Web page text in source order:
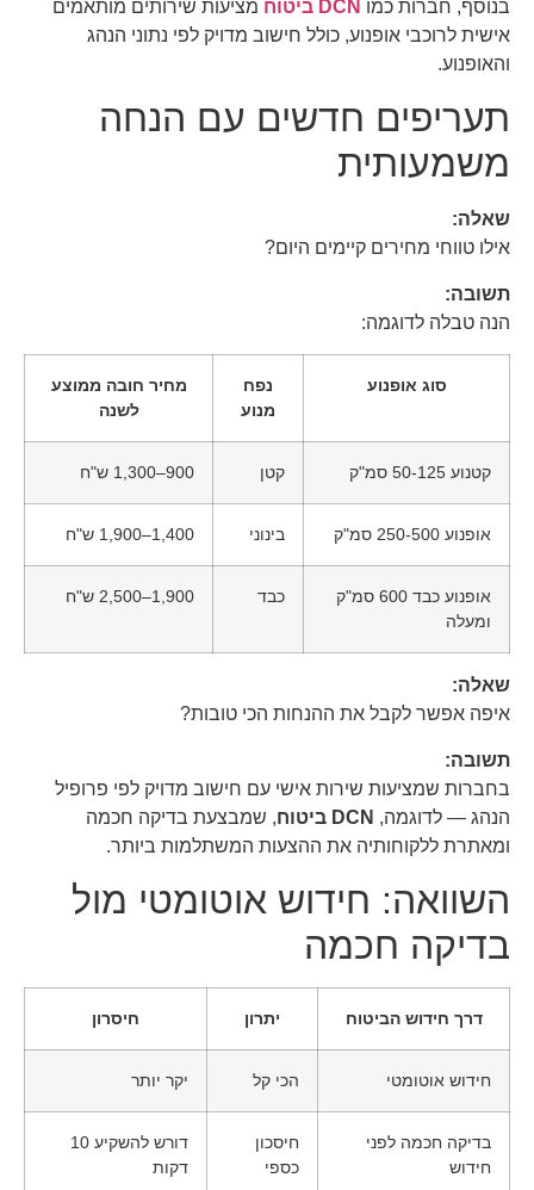
בנוסף, חברות כמו DCN ביטוח
מציעות שירותים מותאמים
אישית לרוכבי אופנוע, כולל חישוב מדויק לפי נתוני הנהג
והאופנוע.
תעריפים חדשים עם הנחה
משמעותית
שאלה:
אילו טווחי מחירים קיימים היום?
תשובה:
הנה טבלה לדוגמה:
סוג אופנוע
נפח
מנוע
מחיר חובה ממוצע
לשנה
קטנוע 50-125 סמ"ק קטן 900–1,300 ש"ח
אופנוע 250-500 סמ"ק בינוני 1,400–1,900 ש"ח
אופנוע כבד 600 סמ"ק
ומעלה
כבד 1,900–2,500 ש"ח
שאלה:
איפה אפשר לקבל את ההנחות הכי טובות?
תשובה:
בחברות שמציעות שירות אישי עם חישוב מדויק לפי פרופיל
הנהג — לדוגמה, DCN ביטוח
, שמבצעת בדיקה חכמה
ומאתרת ללקוחותיה את ההצעות המשתלמות ביותר.
השוואה: חידוש אוטומטי מול
בדיקה חכמה
דרך חידוש הביטוח יתרון חיסרון
חידוש אוטומטי הכי קל יקר יותר
בדיקה חכמה לפני
חידוש
חיסכון
כספי
דורש להשקיע 10
דקות